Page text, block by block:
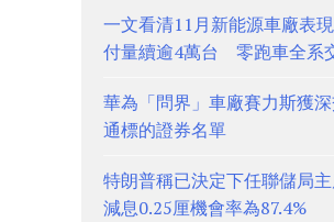
一文看清11月新能源車廠表
付量續逾4萬台 零跑車全系
華為「問界」車廠賽力斯獲
通標的證券名單
特朗普稱已決定下任聯儲局
減息0.25厘機會率為87.4%